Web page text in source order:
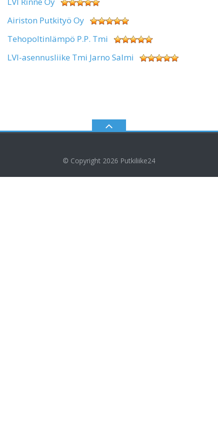
Airiston Putkityö Oy
Tehopoltinlämpö P.P. Tmi
LVI-asennusliike Tmi Jarno Salmi
© Copyright 2026 Putkiliike24